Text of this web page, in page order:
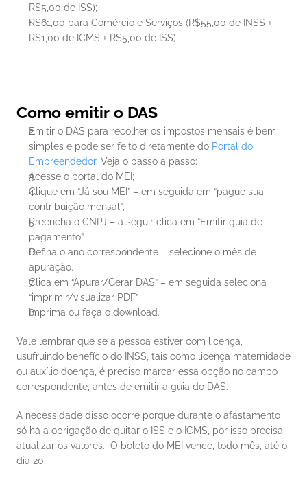
R$5,00 de ISS);
R$61,00 para Comércio e Serviços (R$55,00 de INSS +
R$1,00 de ICMS + R$5,00 de ISS).
Como emitir o DAS
Emitir o DAS para recolher os impostos mensais é bem
simples e pode ser feito diretamente do Portal do
Empreendedor. Veja o passo a passo:
Acesse o portal do MEI;
Clique em “Já sou MEI” – em seguida em “pague sua
contribuição mensal”;
Preencha o CNPJ – a seguir clica em “Emitir guia de
pagamento”
Defina o ano correspondente – selecione o mês de
apuração.
Clica em “Apurar/Gerar DAS” – em seguida seleciona
“imprimir/visualizar PDF”
Imprima ou faça o download.
Vale lembrar que se a pessoa estiver com licença,
usufruindo benefício do INSS, tais como licença maternidade
ou auxílio doença, é preciso marcar essa opção no campo
correspondente, antes de emitir a guia do DAS.
A necessidade disso ocorre porque durante o afastamento
só há a obrigação de quitar o ISS e o ICMS, por isso precisa
atualizar os valores.  O boleto do MEI vence, todo mês, até o
dia 20.